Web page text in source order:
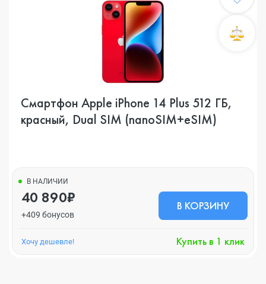
Смартфон Apple iPhone 14 Plus 512 ГБ,
красный, Dual SIM (nanoSIM+eSIM)
В НАЛИЧИИ
40 890₽
+409 бонусов
В КОРЗИНУ
Хочу дешевле! Купить в 1 клик